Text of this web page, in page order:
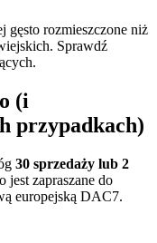
gęsto rozmieszczone niż
Sprawdź
(i
przypadkach)
30 sprzedaży lub 2
jest zapraszane do
europejską DAC7.